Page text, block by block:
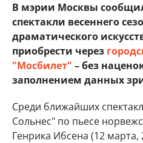
В мэрии Москвы
спектакли весеннего
драматического
приобрести через
"Мосбилет" – без
заполнением данных
Среди ближайших
Сольнес" по пьесе
Генрика Ибсена (12 марта,